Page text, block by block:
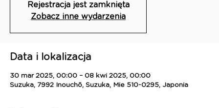
Rejestracja jest zamknięta
Zobacz inne wydarzenia
Data i lokalizacja
30 mar 2025, 00:00 – 08 kwi 2025, 00:00
Suzuka, 7992 Inouchō, Suzuka, Mie 510-0295, Japonia